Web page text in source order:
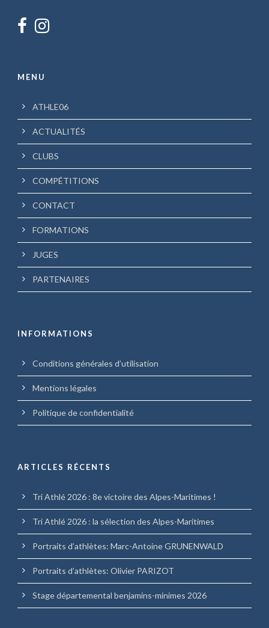
MENU
ATHLE06
ACTUALITÉS
CLUBS
COMPÉTITIONS
CONTACT
FORMATIONS
JUGES
PARTENAIRES
INFORMATIONS
Conditions générales d’utilisation
Mentions légales
Politique de confidentialité
ARTICLES RÉCENTS
Tri Athlé 2026 : 8e victoire des Alpes-Maritimes !
Tri Athlé 2026 : la sélection des Alpes-Maritimes
Portraits d’athlètes: Marc-Antoine GRUNENWALD
Portraits d’athlètes: Olivier PARIZOT
Stage départemental benjamins-minimes 2026